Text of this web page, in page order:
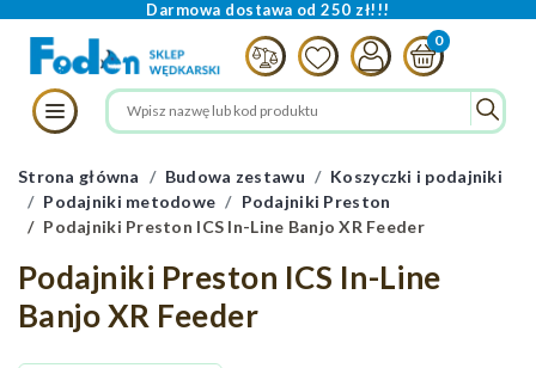
Darmowa dostawa od 250 zł!!!
Strona główna Budowa zestawu
Koszyczki i podajniki
Podajniki metodowe
Podajniki Preston
Podajniki Preston ICS In-Line Banjo XR Feeder
Podajniki Preston ICS In-Line
Banjo XR Feeder